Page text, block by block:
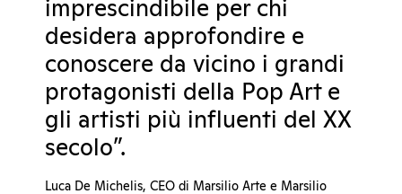
imprescindibile per chi
desidera approfondire e
conoscere da vicino i grandi
protagonisti della Pop Art e
gli artisti più influenti del XX
secolo”.
Luca De Michelis, CEO di Marsilio Arte e Marsilio